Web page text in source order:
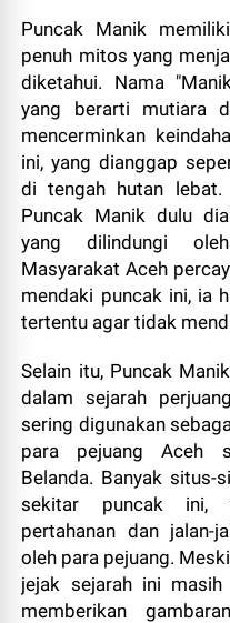
Puncak Manik
penuh mitos yang
diketahui. Nama
yang berarti mutiara
mencerminkan
ini, yang dianggap
di tengah hutan lebat.
Puncak Manik dulu
yang dilindungi
Masyarakat Aceh
mendaki puncak ini, ia
tertentu agar tidak
Selain itu, Puncak
dalam sejarah
sering digunakan
para pejuang Aceh
Belanda. Banyak situs-
sekitar puncak ini,
pertahanan dan jalan-
oleh para pejuang.
jejak sejarah ini
memberikan